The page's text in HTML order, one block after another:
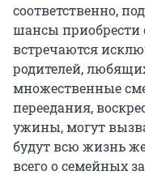
соответственно,
шансы приобрести
встречаются
родителей,
множественные
переедания,
ужины, могут
будут всю жизнь
всего о семейных